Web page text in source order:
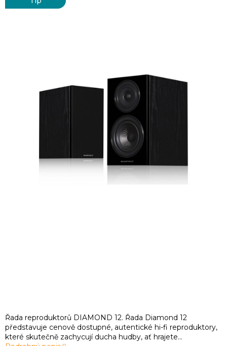
Řada reproduktorů DIAMOND 12. Řada Diamond 12
představuje cenově dostupné, autentické hi-fi reproduktory,
které skutečně zachycují ducha hudby, ať hrajete...